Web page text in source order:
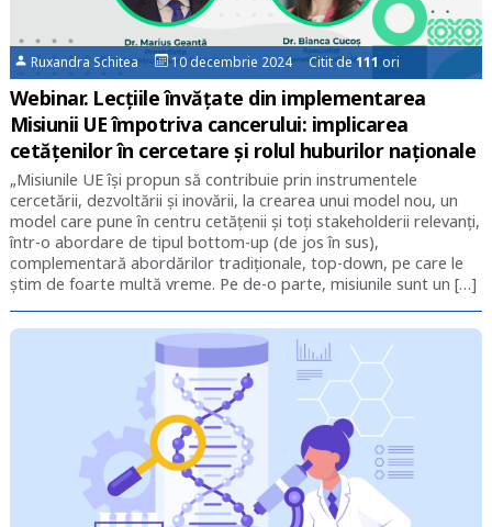
Ruxandra Schitea 10 decembrie 2024 Citit de111 ori
Webinar. Lecțiile învățate din implementarea
Misiunii UE împotriva cancerului: implicarea
cetățenilor în cercetare și rolul huburilor naționale
„Misiunile UE își propun să contribuie prin instrumentele
cercetării, dezvoltării și inovării, la crearea unui model nou, un
model care pune în centru cetățenii și toți stakeholderii relevanți,
într-o abordare de tipul bottom-up (de jos în sus),
complementară abordărilor tradiționale, top-down, pe care le
știm de foarte multă vreme. Pe de-o parte, misiunile sunt un […]